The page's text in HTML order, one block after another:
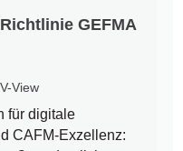
GEFMA
View
für digitale
CAFM-Exzellenz: